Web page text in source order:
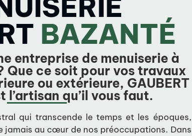
BAZANTÉ
entreprise de menuiserie à
Que ce soit pour vos travaux
ou extérieure, GAUBERT
l’artisan qu’il vous faut.
qui transcende le temps et les époques,
jamais au cœur de nos préoccupations. Dans